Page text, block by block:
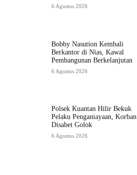
6 Agustus 2026
Bobby Nasution Kembali
Berkantor di Nias, Kawal
Pembangunan Berkelanjutan
6 Agustus 2026
Polsek Kuantan Hilir Bekuk
Pelaku Penganiayaan, Korban
Disabet Golok
6 Agustus 2026